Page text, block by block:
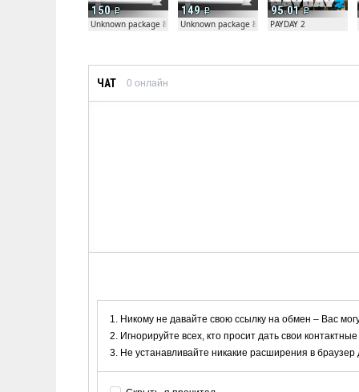
150
Unknown package 81804
149
Unknown package 81804
95.01
PAYDAY 2
ЧАТ 0 онлайн
Никому не давайте свою ссылку на обмен – Вас
Игнорируйте всех, кто просит дать свои
Не устанавливайте никакие расширения в